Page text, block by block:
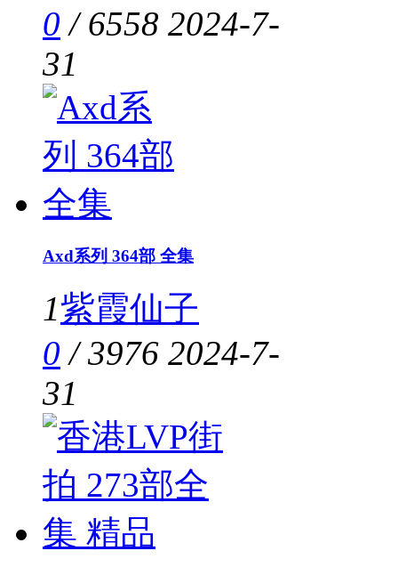
0 /6558 2024-7-
31
Axd系列 364部 全集
1紫霞仙子
0 /3976 2024-7-
31